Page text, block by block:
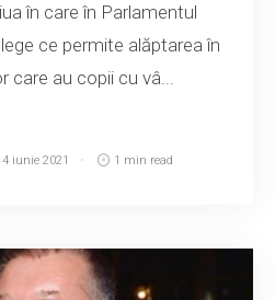
în care în Parlamentul
ce permite alăptarea în
care au copii cu vâ...
4 iunie 2021 1 min read